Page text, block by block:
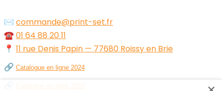
✉️ commande@print-set.fr
☎️01 64 88 20 11
📍 11 rue Denis Papin — 77680 Roissy en Brie
🔗 Catalogue en ligne 2024